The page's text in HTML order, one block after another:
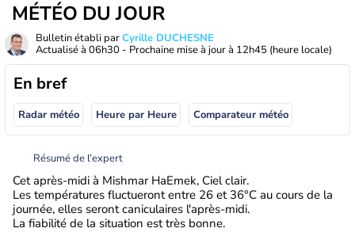
MÉTÉO DU JOUR
Bulletin établi parCyrille DUCHESNE
Actualisé à 06h30 - Prochaine mise à jour à 12h45 (heure locale)
En bref
Radar météo Heure par Heure Comparateur météo
Résumé de l’expert
Cet après-midi à Mishmar HaEmek, Ciel clair.
Les températures fluctueront entre 26 et 36°C au cours de la
journée, elles seront caniculaires l'après-midi.
La fiabilité de la situation est très bonne.